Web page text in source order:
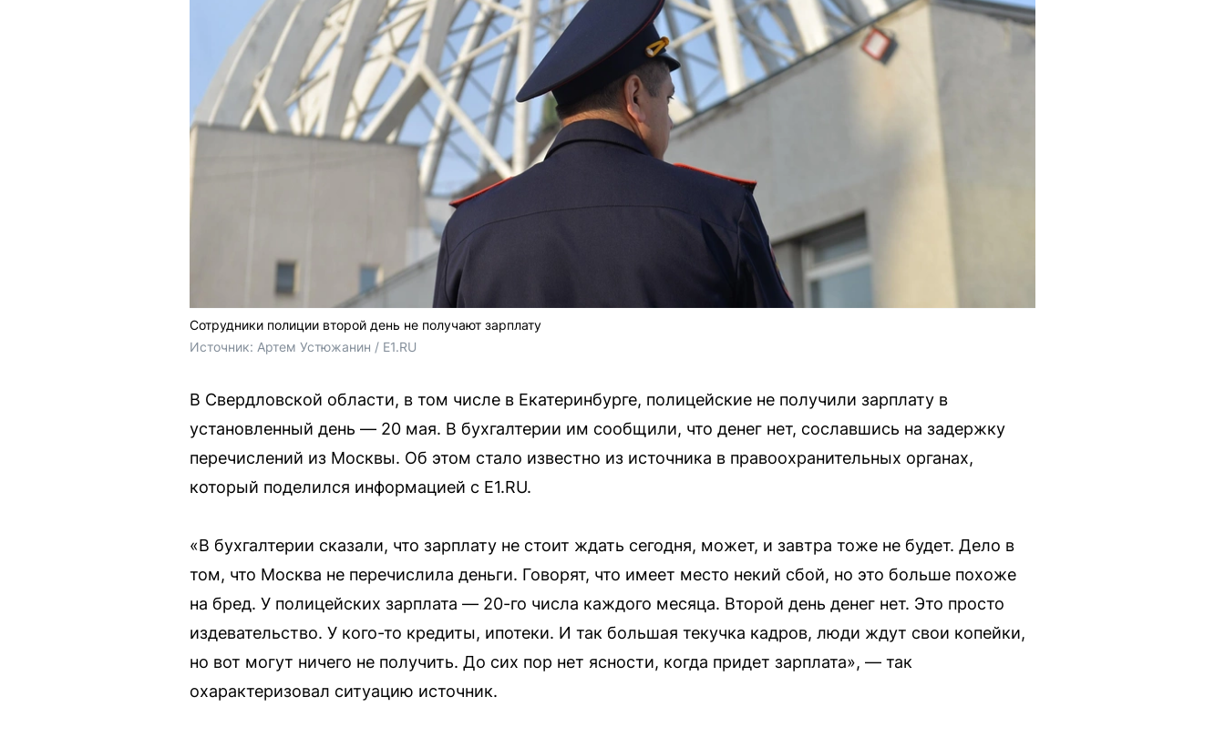
Сотрудники полиции второй день не получают зарплату
Источник: Артем Устюжанин / E1.RU
В Свердловской области, в том числе в Екатеринбурге, полицейские не получили зарплату в
установленный день — 20 мая. В бухгалтерии им сообщили, что денег нет, сославшись на задержку
перечислений из Москвы. Об этом стало известно из источника в правоохранительных органах,
который поделился информацией с Е1.RU.
«В бухгалтерии сказали, что зарплату не стоит ждать сегодня, может, и завтра тоже не будет. Дело в
том, что Москва не перечислила деньги. Говорят, что имеет место некий сбой, но это больше похоже
на бред. У полицейских зарплата — 20-го числа каждого месяца. Второй день денег нет. Это просто
издевательство. У кого-то кредиты, ипотеки. И так большая текучка кадров, люди ждут свои копейки,
но вот могут ничего не получить. До сих пор нет ясности, когда придет зарплата», — так
охарактеризовал ситуацию источник.